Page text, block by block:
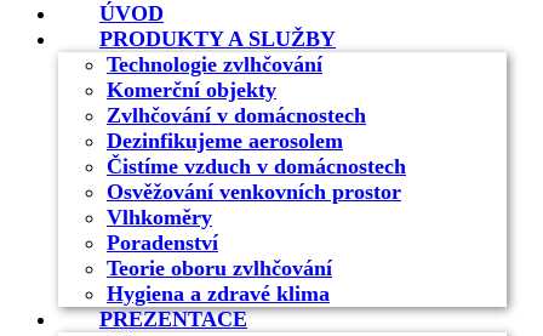
ÚVOD
PRODUKTY A SLUŽBY
Technologie zvlhčování
Komerční objekty
Zvlhčování v domácnostech
Dezinfikujeme aerosolem
Čistíme vzduch v domácnostech
Osvěžování venkovních prostor
Vlhkoměry
Poradenství
Teorie oboru zvlhčování
Hygiena a zdravé klima
PREZENTACE